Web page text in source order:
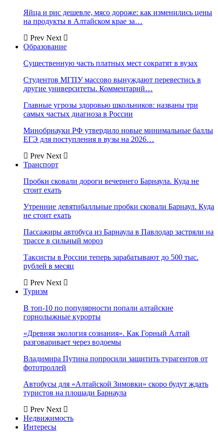
Яйца и рис дешевле, мясо дороже: как изменились цены
на продукты в Алтайском крае за…
Prev Next
Образование
Существенную часть платных мест сократят в вузах
Студентов МГПУ массово вынуждают перевестись в
другие университеты. Комментарий…
Главные угрозы здоровью школьников: названы три
самых частых диагноза в России
Минобрнауки РФ утвердило новые минимальные баллы
ЕГЭ для поступления в вузы на 2026…
Prev Next
Транспорт
Пробки сковали дороги вечернего Барнаула. Куда не
стоит ехать
Утренние девятибалльные пробки сковали Барнаул. Куда
не стоит ехать
Пассажиры автобуса из Барнаула в Павлодар застряли на
трассе в сильный мороз
Таксисты в России теперь зарабатывают до 500 тыс.
рублей в месяц
Prev Next
Туризм
В топ-10 по популярности попали алтайские
горнолыжные курорты
«Древняя экология сознания». Как Горный Алтай
разговаривает через водоемы
Владимира Путина попросили защитить турагентов от
фототроллей
Автобусы для «Алтайской Зимовки» скоро будут ждать
туристов на площади Барнаула
Prev Next
Недвижимость
Интересы